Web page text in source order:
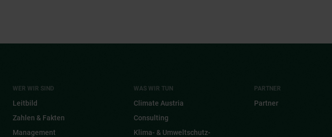
WER WIR SIND
Leitbild
Zahlen & Fakten
Management
WAS WIR TUN
Climate Austria
Consulting
Klima- & Umwelt­schutz­
PARTNER
Partner